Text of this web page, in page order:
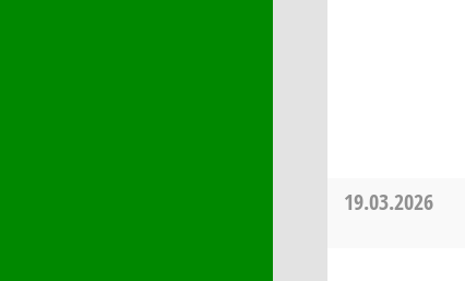
19.03.2026